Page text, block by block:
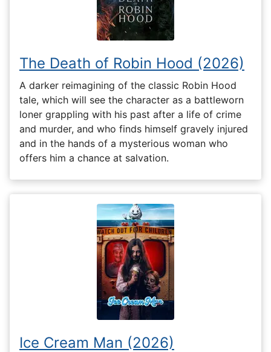
The Death of Robin Hood (2026)
A darker reimagining of the classic Robin Hood
tale, which will see the character as a battleworn
loner grappling with his past after a life of crime
and murder, and who finds himself gravely injured
and in the hands of a mysterious woman who
offers him a chance at salvation.
Ice Cream Man (2026)